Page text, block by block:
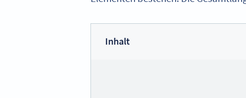
Inhalt